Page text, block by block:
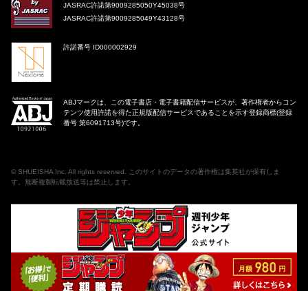
JASRAC許諾第9009285050Y45038号
JASRAC許諾第9009285049Y43128号
許諾番号 ID000002929
ABJマークは、この電子書店・電子書籍配信サービスが、著作権者からコン
テンツ使用許諾を得た正規版配信サービスであることを示す登録商標(登録
番号 第6091713号)です。
© SHUEISHA Inc . All rights reserved. このサイトのデータの著作権は集英社が保有しま
す。無断複製転載放送等は禁止します。